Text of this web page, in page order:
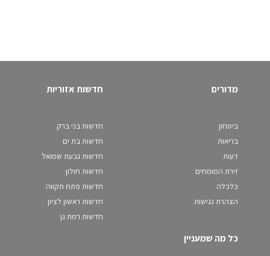
מדורים
ביטחון
בריאות
דעות
זירת המומחים
כלכלה
הצהרת נגישות
חדשות אזוריות
חדשות בני ברק
חדשות בת ים
חדשות גבעת שמואל
חדשות חולון
חדשות פתח תקווה
חדשות ראשון לציון
חדשות רמת גן
כל מה שמעניין